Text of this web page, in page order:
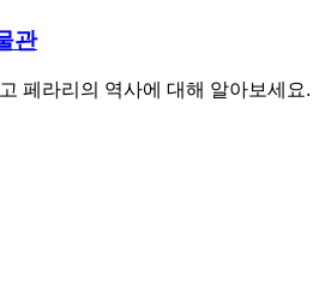
관
페라리의 역사에 대해 알아보세요.